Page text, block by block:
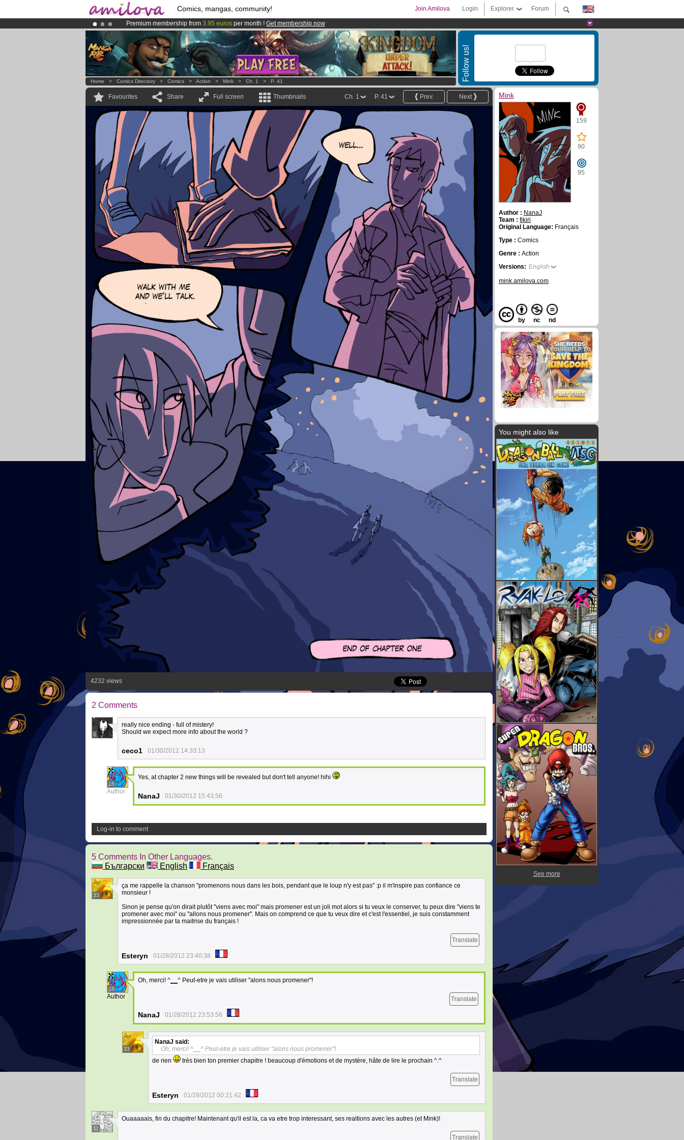
Comics, mangas, community! Forum
Explorer
Login
Join Amilova
Premium membership from 3.95 euros per month ! Get membership now
AmilovaKickstarter is now LIVE!.
Already 100000membersand 1000 comics & mangas!.
Follow us!
Home > Comics Directory > Comics > Action > Mink > Ch. 1 > P. 41
Favourites Share Full screen Thumbnails Next
Prev.
P. 41
Ch. 1
4232 views
2 Comments
6
really nice ending - full of mistery!
Should we expect more info about the world ?
ceco1 01/30/2012 14:33:13
16
Author
Yes, at chapter 2 new things will be revealed but don't tell anyone! hihi
NanaJ 01/30/2012 15:43:56
Log-in to comment
5 Comments In Other Languages.
Български
English Français
33
ça me rappelle la chanson "promenons nous dans les bois, pendant que le loup n'y est pas" :p il m'inspire pas confiance ce
monsieur !
Sinon je pense qu'on dirait plutôt "viens avec moi" mais promener est un joli mot alors si tu veux le conserver, tu peux dire "viens te
promener avec moi" ou "allons nous promener". Mais on comprend ce que tu veux dire et c'est l'essentiel, je suis constamment
impressionnée par ta maitrise du français !
Translate
Esteryn 01/28/2012 23:40:38
16
Author
Oh, merci! ^ ^ Peut-etre je vais utiliser "alons nous promener"!
Translate
NanaJ 01/28/2012 23:53:56
33
NanaJ said:
Oh, merci! ^
^ Peut-etre je vais utiliser "alons nous promener"!
de rien
très bien ton premier chapitre ! beaucoup d'émotions et de mystère, hâte de lire le prochain ^.^
Translate
Esteryn 01/29/2012 00:21:42
11
Ouaaaaais, fin du chapitre! Maintenant qu'il est la, ca va etre trop interessant, ses realtions avec les autres (et Mink)!
Translate
Mink
159
90
95
Author : NanaJ
Team : fikiri
Original Language: Français
Type : Comics
Genre : Action
Versions: English
mink.amilova.com
by nc nd
You might also like
See more